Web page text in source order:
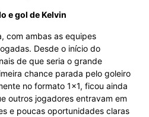
e gol de Kelvin
com ambas as equipes
Desde o início do
de que seria o grande
chance parada pelo goleiro
no formato 1×1, ficou ainda
outros jogadores entravam em
e poucas oportunidades claras